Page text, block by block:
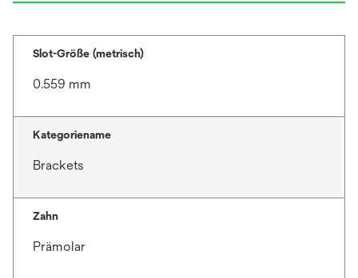
Slot-Größe (metrisch)
0.559 mm
Kategoriename
Brackets
Zahn
Prämolar